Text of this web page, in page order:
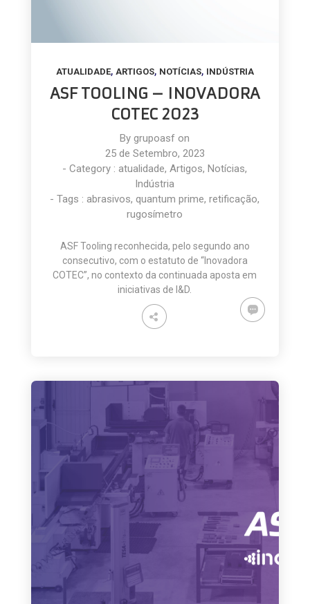
ATUALIDADE, ARTIGOS, NOTÍCIAS, INDÚSTRIA
ASF TOOLING – INOVADORA
COTEC 2023
Bygrupoasf on
25 de Setembro, 2023
- Category :atualidade, Artigos,Notícias,
Indústria
- Tags :abrasivos,quantum prime,retificação,
rugosímetro
ASF Tooling reconhecida, pelo segundo ano
consecutivo, com o estatuto de “Inovadora
COTEC”, no contexto da continuada aposta em
iniciativas de I&D.